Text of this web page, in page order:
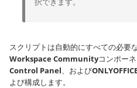
スクリプトは自動的にすべての必要
Workspace Communityコンポー
Control Panel、および
よび構成します。